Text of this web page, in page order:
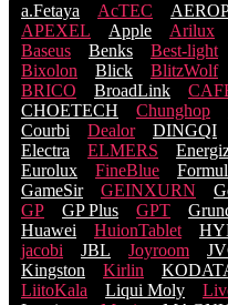
a.Fetaya AcTEC
APEXEL
Apple Arilux
Baseus
Benks Best-light
Bixolon
Blick BlitzWolf
BRICO
BroadLink
CHOETECH
Chunghop
Courbi
Dealor DINGQI
Electra
ELMERS
Eurolux
FineBlue
GameSir
GEINXURN
GP
GP Plus GPT
Huawei
HuionTablet
jacobi
JBL Joyroom
Kingston
Kirlin
LiitoKala
Liqui Moly